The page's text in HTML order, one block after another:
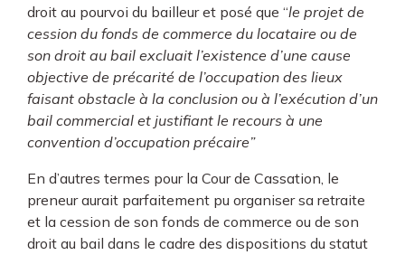
droit au pourvoi du bailleur et posé que “le projet de
cession du fonds de commerce du locataire ou de
son droit au bail excluait l’existence d’une cause
objective de précarité de l’occupation des lieux
faisant obstacle à la conclusion ou à l’exécution d’un
bail commercial et justifiant le recours à une
convention d’occupation précaire”
En d’autres termes pour la Cour de Cassation, le
preneur aurait parfaitement pu organiser sa retraite
et la cession de son fonds de commerce ou de son
droit au bail dans le cadre des dispositions du statut